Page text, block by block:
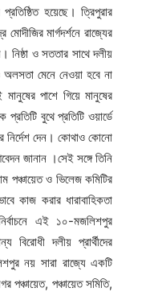
হয়েছে। ত্রিপুরার
মার্গদর্শনে রাজ্যের
নিষ্ঠা ও সততার সাথে দলীয়
মেনে নেওয়া হবে না
পাশে গিয়ে মানুষের
বুথে প্রতিটি ওয়ার্ডে
নির্দেশ দেন। কোথাও কোনো
জানান ।সেই সঙ্গে তিনি
পঞ্চায়েত ও ভিলেজ কমিটির
কাজ করার ধারাবাহিকতা
এই ১০-মজলিশপুর
বিরোধী দলীয় প্রার্থীদের
নয় সারা রাজ্যে একটি
পঞ্চায়েত সমিতি,